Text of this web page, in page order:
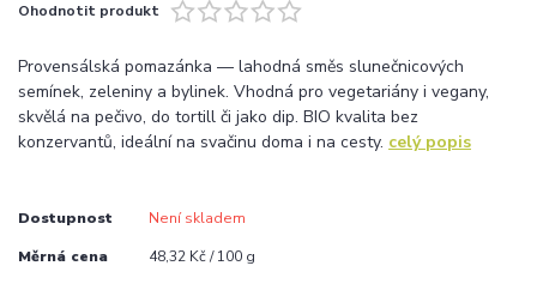
Ohodnotit produkt
Provensálská pomazánka — lahodná směs slunečnicových
semínek, zeleniny a bylinek. Vhodná pro vegetariány i vegany,
skvělá na pečivo, do tortill či jako dip. BIO kvalita bez
konzervantů, ideální na svačinu doma i na cesty. celý popis
Dostupnost Není skladem
Měrná cena 48,32 Kč / 100 g